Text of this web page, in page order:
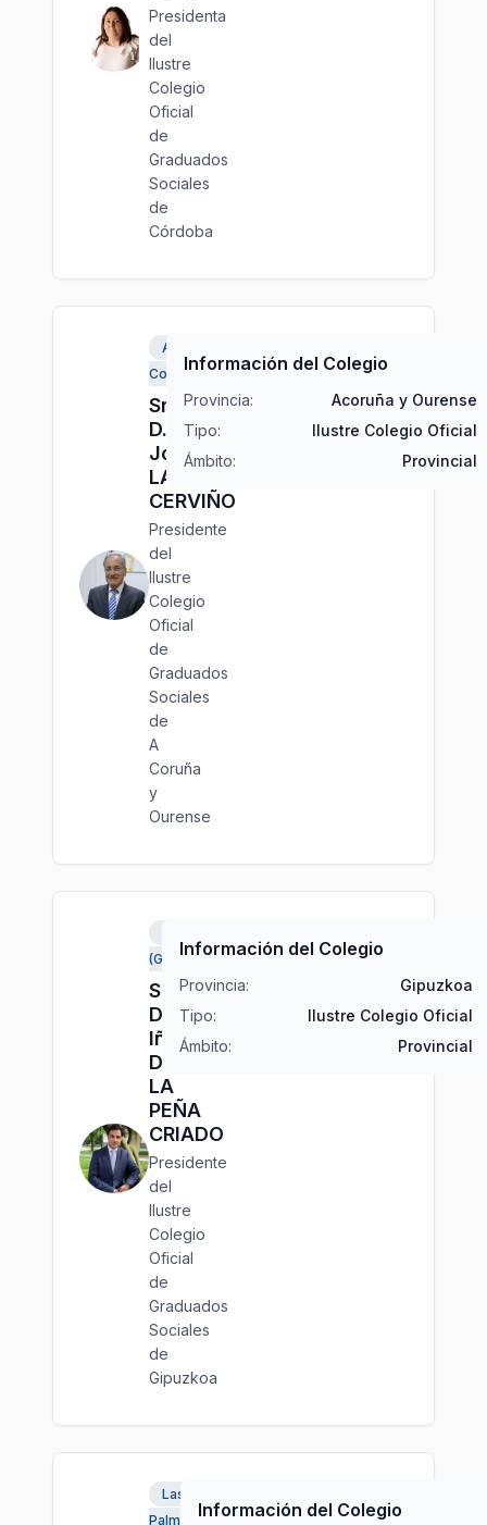
Presidenta
del
Ilustre
Colegio
Oficial
de
Graduados
Sociales
de
Córdoba
A
Coruña
Sr.
D.
José
LAGE
CERVIÑO
Presidente
del
Ilustre
Colegio
Oficial
de
Graduados
Sociales
de
A
Coruña
y
Ourense
Información del Colegio
Provincia:
Acoruña y Ourense
Tipo:
Ilustre Colegio Oficial
Ámbito:
Provincial
(Gipuzkoa)
Sr.
D.
Iñigo
DE
LA
PEÑA
CRIADO
Presidente
del
Ilustre
Colegio
Oficial
de
Graduados
Sociales
de
Gipuzkoa
Información del Colegio
Provincia:
Gipuzkoa
Tipo:
Ilustre Colegio Oficial
Ámbito:
Provincial
Las
Palmas
Información del Colegio